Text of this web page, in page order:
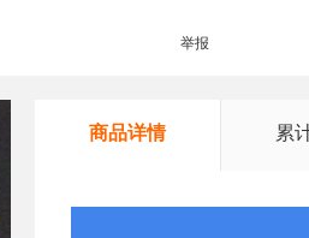
举报
商品详情 累